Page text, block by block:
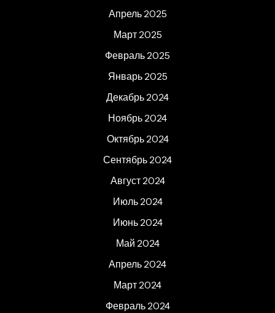
Апрель 2025
Март 2025
Февраль 2025
Январь 2025
Декабрь 2024
Ноябрь 2024
Октябрь 2024
Сентябрь 2024
Август 2024
Июль 2024
Июнь 2024
Май 2024
Апрель 2024
Март 2024
Февраль 2024